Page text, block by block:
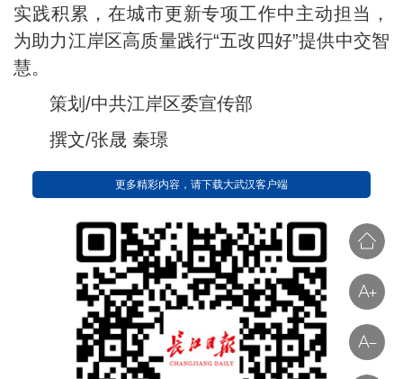
实践积累，在城市更新专项工作中主动担当，
为助力江岸区高质量践行“五改四好”提供中交智
慧。
策划/中共江岸区委宣传部
撰文/张晟 秦璟
更多精彩内容，请下载大武汉客户端